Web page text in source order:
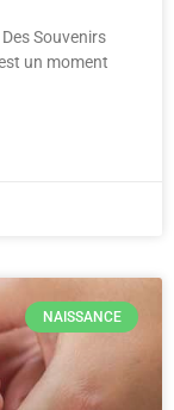
Souvenirs
un moment
NAISSANCE